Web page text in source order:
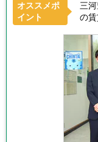
オススメポ
イント
三
の